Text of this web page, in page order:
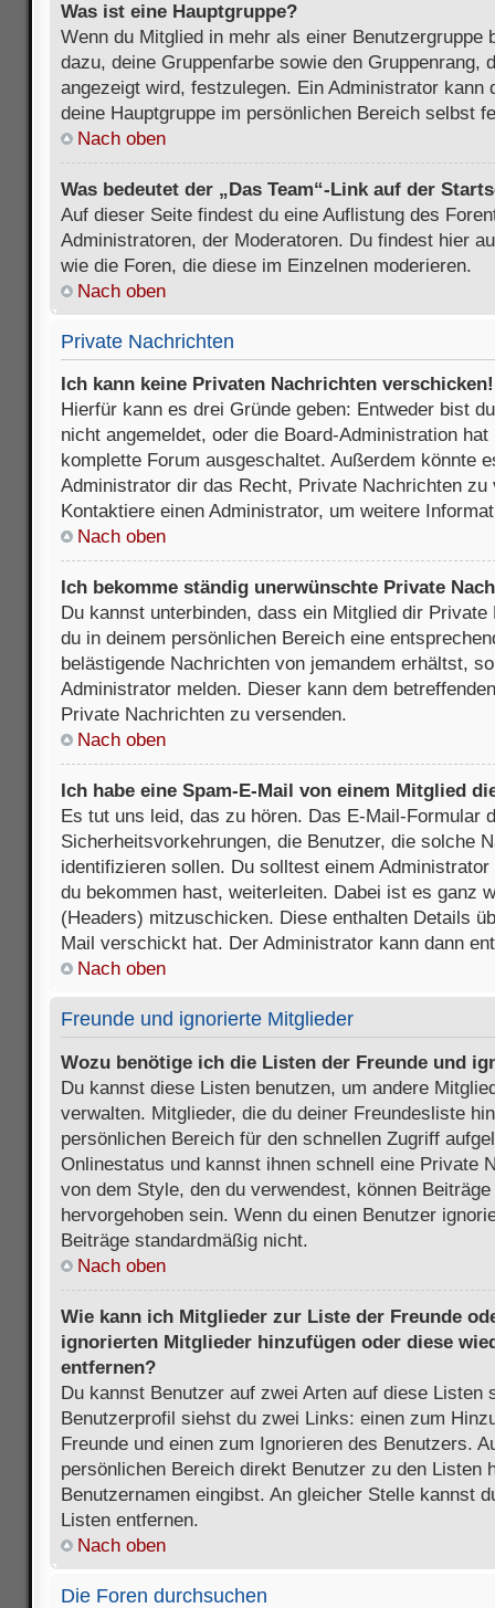
Was ist eine Hauptgruppe?
Wenn du Mitglied in mehr als einer Benutzergruppe
dazu, deine Gruppenfarbe sowie den Gruppenrang,
angezeigt wird, festzulegen. Ein Administrator kann
deine Hauptgruppe im persönlichen Bereich selbst
Nach oben
Was bedeutet der „Das Team“-Link auf der
Auf dieser Seite findest du eine Auflistung des
Administratoren, der Moderatoren. Du findest hier
wie die Foren, die diese im Einzelnen moderieren.
Nach oben
Private Nachrichten
Ich kann keine Privaten Nachrichten verschicken!
Hierfür kann es drei Gründe geben: Entweder bist
nicht angemeldet, oder die Board-Administration
komplette Forum ausgeschaltet. Außerdem könnte
Administrator dir das Recht, Private Nachrichten
Kontaktiere einen Administrator, um weitere
Nach oben
Ich bekomme ständig unerwünschte Private
Du kannst unterbinden, dass ein Mitglied dir
du in deinem persönlichen Bereich eine
belästigende Nachrichten von jemandem erhältst,
Administrator melden. Dieser kann dem
Private Nachrichten zu versenden.
Nach oben
Ich habe eine Spam-E-Mail von einem Mitglied
Es tut uns leid, das zu hören. Das E-Mail-Formular
Sicherheitsvorkehrungen, die Benutzer, die solche
identifizieren sollen. Du solltest einem
du bekommen hast, weiterleiten. Dabei ist es ganz
(Headers) mitzuschicken. Diese enthalten Details
Mail verschickt hat. Der Administrator kann dann
Nach oben
Freunde und ignorierte Mitglieder
Wozu benötige ich die Listen der Freunde und
Du kannst diese Listen benutzen, um andere
verwalten. Mitglieder, die du deiner Freundesliste
persönlichen Bereich für den schnellen Zugriff
Onlinestatus und kannst ihnen schnell eine Private
von dem Style, den du verwendest, können
hervorgehoben sein. Wenn du einen Benutzer
Beiträge standardmäßig nicht.
Nach oben
Wie kann ich Mitglieder zur Liste der Freunde
ignorierten Mitglieder hinzufügen oder diese
entfernen?
Du kannst Benutzer auf zwei Arten auf diese Listen
Benutzerprofil siehst du zwei Links: einen zum
Freunde und einen zum Ignorieren des Benutzers.
persönlichen Bereich direkt Benutzer zu den Listen
Benutzernamen eingibst. An gleicher Stelle kannst
Listen entfernen.
Nach oben
Die Foren durchsuchen